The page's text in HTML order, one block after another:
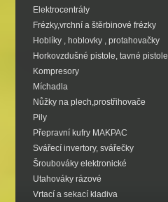
Elektrocentrály
Frézky,vrchní a štěrbinové frézky
Hoblíky , hoblovky , protahovačky
Horkovzdušné pistole, tavné pistole
Kompresory
Míchadla
Nůžky na plech,prostřihovače
Pily
Přepravní kufry MAKPAC
Svářecí invertory, svářečky
Šroubováky elektronické
Utahováky rázové
Vrtací a sekací kladiva